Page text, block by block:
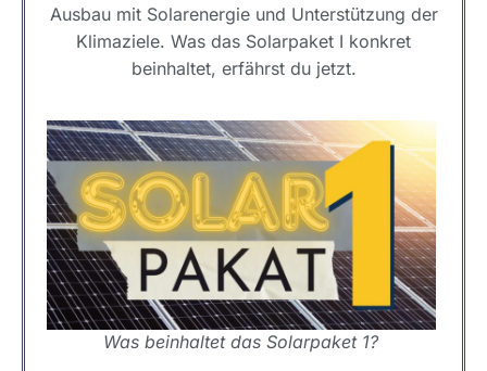
Ausbau mit Solarenergie und Unterstützung der
Klimaziele. Was das Solarpaket I konkret
beinhaltet, erfährst du jetzt.
Was beinhaltet das Solarpaket 1?